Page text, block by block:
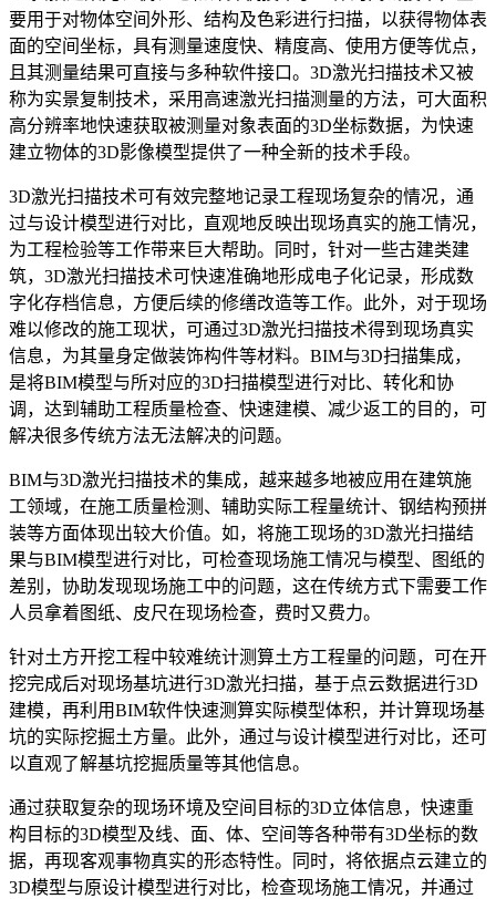
要用于对物体空间外形、结构及色彩进行扫描，以获得物体表
面的空间坐标，具有测量速度快、精度高、使用方便等优点，
且其测量结果可直接与多种软件接口。 3D激光扫描技术又被
称为实景复制技术，采用高速激光扫描测量的方法，可大面积
高分辨率地快速获取被测量对象表面的3D坐标数据，为快速
建立物体的3D影像模型提供了一种全新的技术手段。
3D激光扫描技术可有效完整地记录工程现场复杂的情况，通
过与设计模型进行对比，直观地反映出现场真实的施工情况，
为工程检验等工作带来巨大帮助。同时，针对一些古建类建
筑， 3D激光扫描技术可快速准确地形成电子化记录，形成数
字化存档信息，方便后续的修缮改造等工作。此外，对于现场
难以修改的施工现状，可通过3D激光扫描技术得到现场真实
信息，为其量身定做装饰构件等材料。 BIM与3D扫描集成，
是将BIM模型与所对应的3D扫描模型进行对比、转化和协
调，达到辅助工程质量检查、快速建模、减少返工的目的，可
解决很多传统方法无法解决的问题。
BIM与3D激光扫描技术的集成，越来越多地被应用在建筑施
工领域，在施工质量检测、辅助实际工程量统计、钢结构预拼
装等方面体现出较大价值。如，将施工现场的3D激光扫描结
果与BIM模型进行对比，可检查现场施工情况与模型、图纸的
差别，协助发现现场施工中的问题，这在传统方式下需要工作
人员拿着图纸、皮尺在现场检查，费时又费力。
针对土方开挖工程中较难统计测算土方工程量的问题，可在开
挖完成后对现场基坑进行3D激光扫描，基于点云数据进行3D
建模，再利用BIM软件快速测算实际模型体积，并计算现场基
坑的实际挖掘土方量。此外，通过与设计模型进行对比，还可
以直观了解基坑挖掘质量等其他信息。
通过获取复杂的现场环境及空间目标的3D立体信息，快速重
构目标的3D模型及线、面、体、空间等各种带有3D坐标的数
据，再现客观事物真实的形态特性。同时，将依据点云建立的
3D模型与原设计模型进行对比，检查现场施工情况，并通过